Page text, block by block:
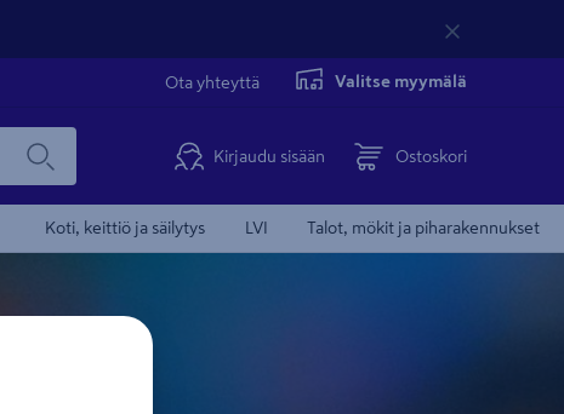
Ota yhteyttä Valitse myymälä
Kirjaudu sisään Ostoskori
Koti, keittiö ja säilytys LVI Talot, mökit ja piharakennukset